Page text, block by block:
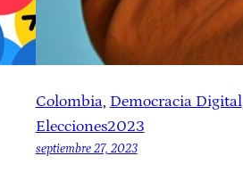
Colombia, Democracia Digital
Elecciones2023
septiembre 27, 2023